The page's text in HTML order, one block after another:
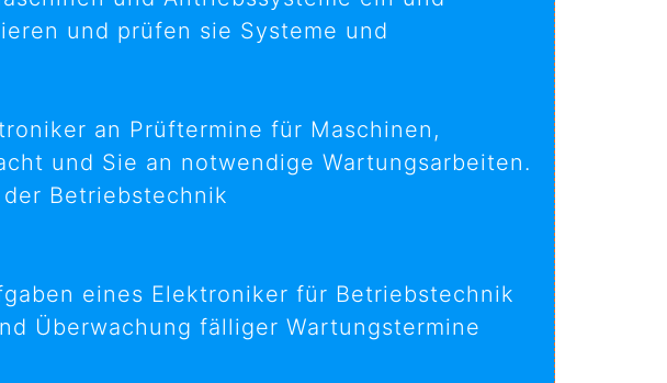
und prüfen sie Systeme und
an Prüftermine für Maschinen,
und Sie an notwendige Wartungsarbeiten.
Betriebstechnik
eines Elektroniker für Betriebstechnik
Überwachung fälliger Wartungstermine